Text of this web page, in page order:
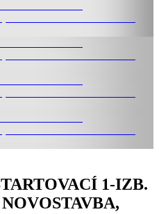
1-IZB.